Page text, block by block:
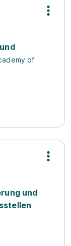
of
und